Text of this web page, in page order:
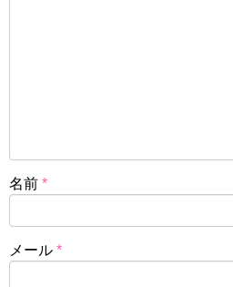
名前 *
メール *